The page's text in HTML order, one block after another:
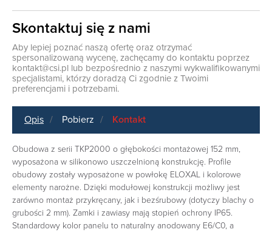
Skontaktuj się z nami
Aby lepiej poznać naszą ofertę oraz otrzymać
spersonalizowaną wycenę, zachęcamy do kontaktu poprzez
kontakt@csi.pl lub bezpośrednio z naszymi wykwalifikowanymi
specjalistami, którzy doradzą Ci zgodnie z Twoimi
preferencjami i potrzebami.
Opis Pobierz Kontakt
Obudowa z serii TKP2000 o głębokości montażowej 152 mm,
wyposażona w silikonowo uszczelnioną konstrukcję. Profile
obudowy zostały wyposażone w powłokę ELOXAL i kolorowe
elementy narożne. Dzięki modułowej konstrukcji możliwy jest
zarówno montaż przykręcany, jak i bezśrubowy (dotyczy blachy o
grubości 2 mm). Zamki i zawiasy mają stopień ochrony IP65.
Standardowy kolor panelu to naturalny anodowany E6/C0, a